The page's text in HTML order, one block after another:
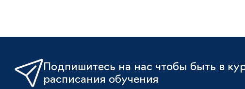
Подпишитесь на нас чтобы быть в
расписания обучения